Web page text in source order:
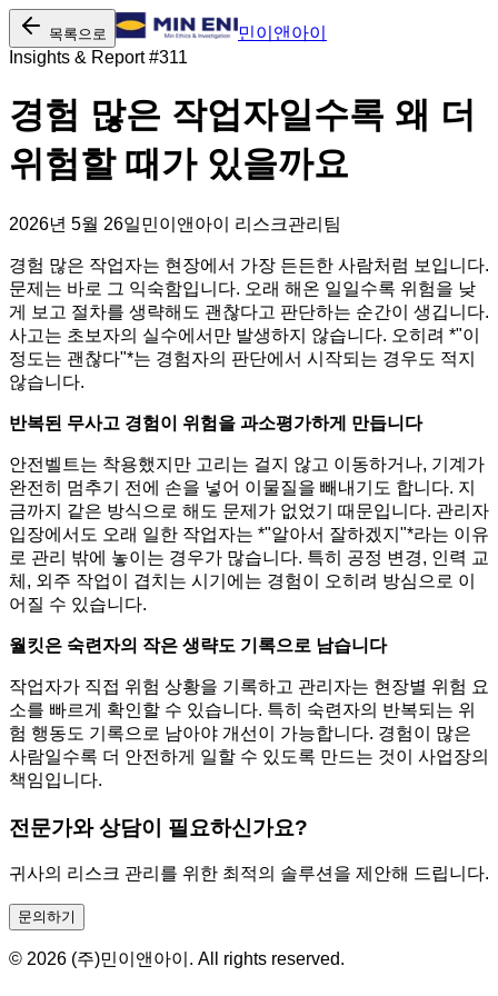
목록으로
민이앤아이
Insights & Report #311
경험 많은 작업자일수록 왜 더
위험할 때가 있을까요
2026년 5월 26일민이앤아이 리스크관리팀
경험 많은 작업자는 현장에서 가장 든든한 사람처럼 보입니다.
문제는 바로 그 익숙함입니다. 오래 해온 일일수록 위험을 낮
게 보고 절차를 생략해도 괜찮다고 판단하는 순간이 생깁니다.
사고는 초보자의 실수에서만 발생하지 않습니다. 오히려 *"이
정도는 괜찮다"*는 경험자의 판단에서 시작되는 경우도 적지
않습니다.
반복된 무사고 경험이 위험을 과소평가하게 만듭니다
안전벨트는 착용했지만 고리는 걸지 않고 이동하거나, 기계가
완전히 멈추기 전에 손을 넣어 이물질을 빼내기도 합니다. 지
금까지 같은 방식으로 해도 문제가 없었기 때문입니다. 관리자
입장에서도 오래 일한 작업자는 *"알아서 잘하겠지"*라는 이유
로 관리 밖에 놓이는 경우가 많습니다. 특히 공정 변경, 인력 교
체, 외주 작업이 겹치는 시기에는 경험이 오히려 방심으로 이
어질 수 있습니다.
월킷은 숙련자의 작은 생략도 기록으로 남습니다
작업자가 직접 위험 상황을 기록하고 관리자는 현장별 위험 요
소를 빠르게 확인할 수 있습니다. 특히 숙련자의 반복되는 위
험 행동도 기록으로 남아야 개선이 가능합니다. 경험이 많은
사람일수록 더 안전하게 일할 수 있도록 만드는 것이 사업장의
책임입니다.
전문가와 상담이 필요하신가요?
귀사의 리스크 관리를 위한 최적의 솔루션을 제안해 드립니다.
문의하기
© 2026 (주)민이앤아이. All rights reserved.